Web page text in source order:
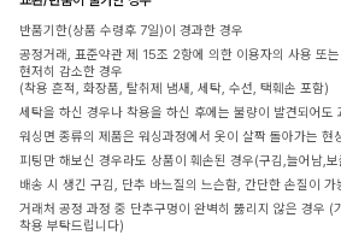
반품기한(상품 수령후 7일)이 경과한 경우
공정거래, 표준약관 제 15조 2항에 의한 이용자의 사용 또
현저히 감소한 경우
(착용 흔적, 화장품, 탈취제 냄새, 세탁, 수선, 택훼손 포함)
세탁을 하신 경우나 착용을 하신 후에는 불량이 발견되어도
워싱면 종류의 제품은 워싱과정에서 옷이 살짝 돌아가는 현
피팅만 해보신 경우라도 상품이 훼손된 경우(구김,늘어남,보
배송 시 생긴 구김, 단추 바느질의 느슨함, 간단한 손질이
거래처 공정 과정 중 단추구멍이 완벽히 뚫리지 않은 경우 (
착용 부탁드립니다)